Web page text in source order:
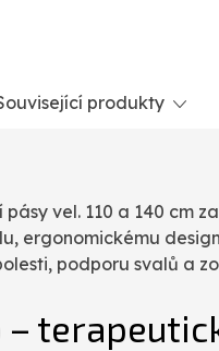
produkty
vel. 110 a 140 cm
ergonomickému
podporu svalů a
–